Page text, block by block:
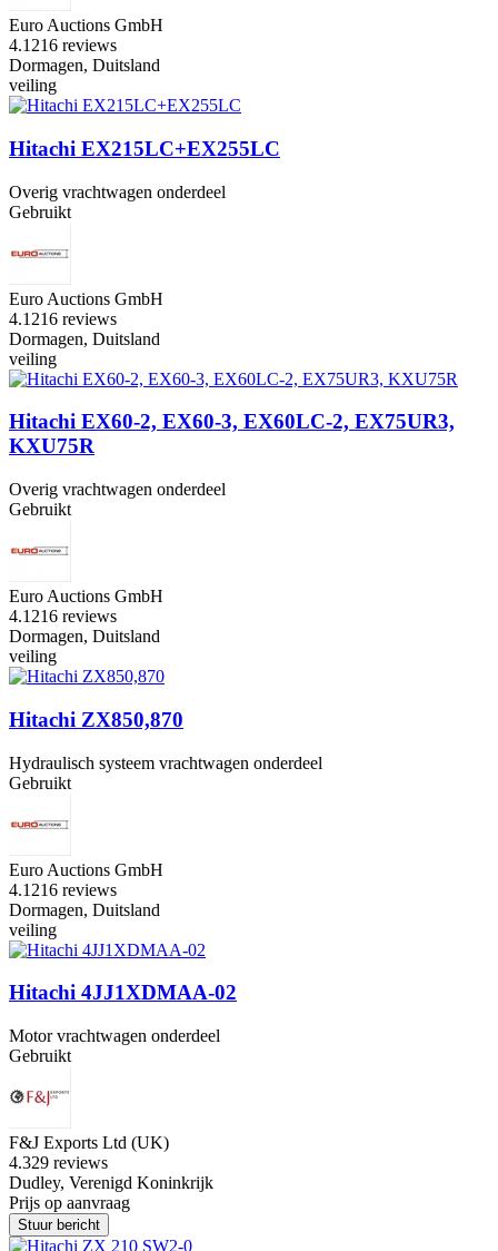
Euro Auctions GmbH
4.1 216 reviews
Dormagen, Duitsland
veiling
Hitachi EX215LC+EX255LC
Overig vrachtwagen onderdeel
Gebruikt
Euro Auctions GmbH
4.1 216 reviews
Dormagen, Duitsland
veiling
Hitachi EX60-2, EX60-3, EX60LC-2, EX75UR3,
KXU75R
Overig vrachtwagen onderdeel
Gebruikt
Euro Auctions GmbH
4.1 216 reviews
Dormagen, Duitsland
veiling
Hitachi ZX850,870
Hydraulisch systeem vrachtwagen onderdeel
Gebruikt
Euro Auctions GmbH
4.1 216 reviews
Dormagen, Duitsland
veiling
Hitachi 4JJ1XDMAA-02
Motor vrachtwagen onderdeel
Gebruikt
F&J Exports Ltd (UK)
4.329 reviews
Dudley, Verenigd Koninkrijk
Prijs op aanvraag
Stuur bericht